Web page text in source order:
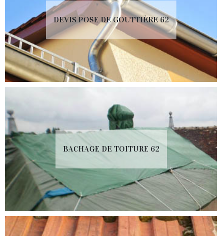
DEVIS POSE DE GOUTTIÈRE 62
BACHAGE DE TOITURE 62